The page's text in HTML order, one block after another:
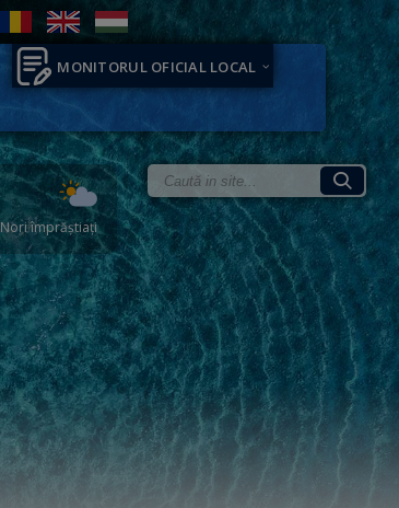
MONITORUL OFICIAL LOCAL
Nori împrăștiați